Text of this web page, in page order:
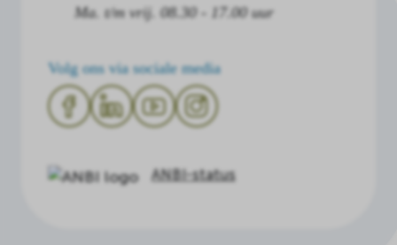
Ma. t/m vrij. 08.30 - 17.00 uur
Volg ons via sociale media
ANBI-status